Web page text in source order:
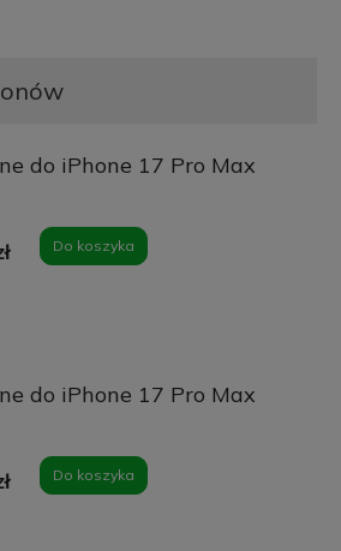
do iPhone 17 Pro Max
Do koszyka
do iPhone 17 Pro Max
Do koszyka